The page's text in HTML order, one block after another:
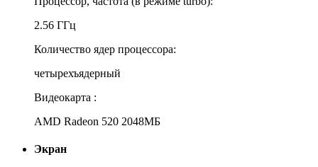
2.56 ГГц
Количество ядер процессора:
четырехъядерный
Видеокарта :
AMD Radeon 520 2048МБ
Экран